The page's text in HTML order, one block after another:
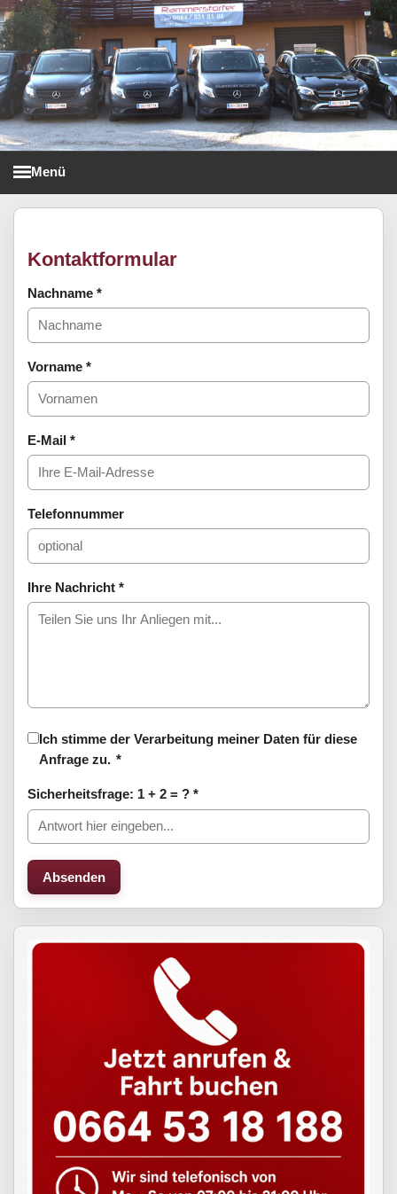
Taxi Rammerstorfer
Menü
Kontaktformular
Nachname *
Vorname *
E-Mail *
Telefonnummer
Ihre Nachricht *
Ich stimme der Verarbeitung meiner Daten für diese
Anfrage zu. *
Sicherheitsfrage: 1 + 2 = ? *
Absenden